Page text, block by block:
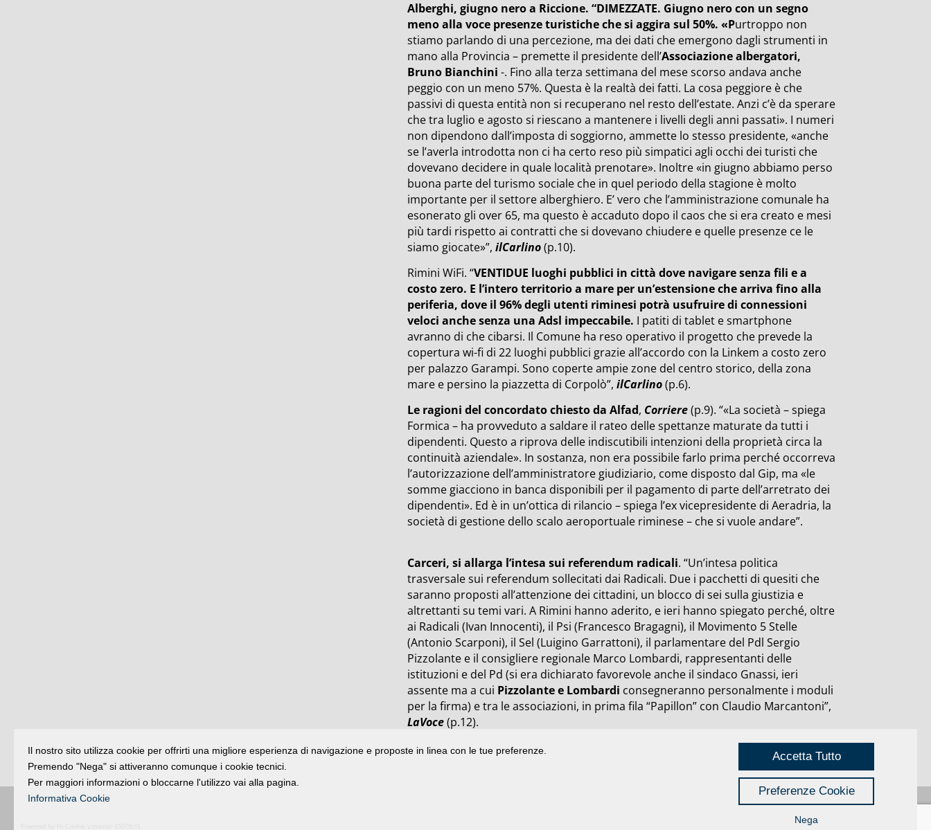
Alberghi, giugno nero a Riccione. “DIMEZZATE. Giugno nero con un segno
meno alla voce presenze turistiche che si aggira sul 50%. «Purtroppo non
stiamo parlando di una percezione, ma dei dati che emergono dagli strumenti in
mano alla Provincia – premette il presidente dell’Associazione albergatori,
Bruno Bianchini -. Fino alla terza settimana del mese scorso andava anche
peggio con un meno 57%. Questa è la realtà dei fatti. La cosa peggiore è che
passivi di questa entità non si recuperano nel resto dell’estate. Anzi c’è da sperare
che tra luglio e agosto si riescano a mantenere i livelli degli anni passati». I numeri
non dipendono dall’imposta di soggiorno, ammette lo stesso presidente, «anche
se l’averla introdotta non ci ha certo reso più simpatici agli occhi dei turisti che
dovevano decidere in quale località prenotare». Inoltre «in giugno abbiamo perso
buona parte del turismo sociale che in quel periodo della stagione è molto
importante per il settore alberghiero. E’ vero che l’amministrazione comunale ha
esonerato gli over 65, ma questo è accaduto dopo il caos che si era creato e mesi
più tardi rispetto ai contratti che si dovevano chiudere e quelle presenze ce le
siamo giocate»”,ilCarlino(p.10).
Rimini WiFi. “VENTIDUE luoghi pubblici in città dove navigare senza fili e a
costo zero. E l’intero territorio a mare per un’estensione che arriva fino alla
periferia, dove il 96% degli utenti riminesi potrà usufruire di connessioni
veloci anche senza una Adsl impeccabile. I patiti di tablet e smartphone
avranno di che cibarsi. Il Comune ha reso operativo il progetto che prevede la
copertura wi-fi di 22 luoghi pubblici grazie all’accordo con la Linkem a costo zero
per palazzo Garampi. Sono coperte ampie zone del centro storico, della zona
mare e persino la piazzetta di Corpolò”, ilCarlino(p.6).
Le ragioni del concordato chiesto da Alfad, Corriere(p.9). “«La società – spiega
Formica – ha provveduto a saldare il rateo delle spettanze maturate da tutti i
dipendenti. Questo a riprova delle indiscutibili intenzioni della proprietà circa la
continuità aziendale». In sostanza, non era possibile farlo prima perché occorreva
l’autorizzazione dell’amministratore giudiziario, come disposto dal Gip, ma «le
somme giacciono in banca disponibili per il pagamento di parte dell’arretrato dei
dipendenti». Ed è in un’ottica di rilancio – spiega l’ex vicepresidente di Aeradria, la
società di gestione dello scalo aeroportuale riminese – che si vuole andare”.
Carceri, si allarga l’intesa sui referendum radicali. “Un’intesa politica
trasversale sui referendum sollecitati dai Radicali. Due i pacchetti di quesiti che
saranno proposti all’attenzione dei cittadini, un blocco di sei sulla giustizia e
altrettanti su temi vari. A Rimini hanno aderito, e ieri hanno spiegato perché, oltre
ai Radicali (Ivan Innocenti), il Psi (Francesco Bragagni), il Movimento 5 Stelle
(Antonio Scarponi), il Sel (Luigino Garrattoni), il parlamentare del Pdl Sergio
Pizzolante e il consigliere regionale Marco Lombardi, rappresentanti delle
istituzioni e del Pd (si era dichiarato favorevole anche il sindaco Gnassi, ieri
assente ma a cui Pizzolante e Lombardi consegneranno personalmente i moduli
per la firma) e tra le associazioni, in prima fila “Papillon” con Claudio Marcantoni”,
LaVoce(p.12).
Il nostro sito utilizza cookie per offrirti una migliore esperienza di navigazione e proposte in linea con le tue preferenze.
Premendo "Nega" si attiveranno comunque i cookie tecnici.
Per maggiori informazioni o bloccarne l'utilizzo vai alla pagina.
Informativa Cookie
Accetta Tutto
Preferenze Cookie
Nega